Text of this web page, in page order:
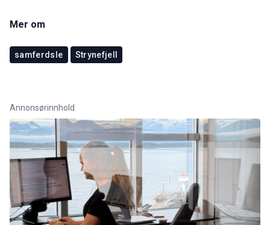
Mer om
samferdsle Strynefjell
Annonsørinnhold